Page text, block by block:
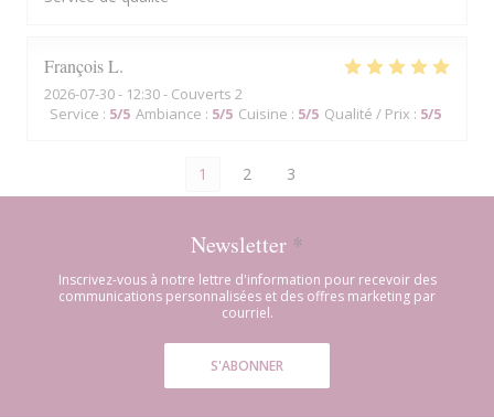
FrançoisL
2026-07-30- 12:30 - Couverts 2
Service : 5/5 Ambiance : 5/5 Cuisine : 5/5 Qualité / Prix : 5/5
1 2 3
Newsletter *
Inscrivez-vous à notre lettre d'information pour recevoir des
communications personnalisées et des offres marketing par
courriel.
S'ABONNER